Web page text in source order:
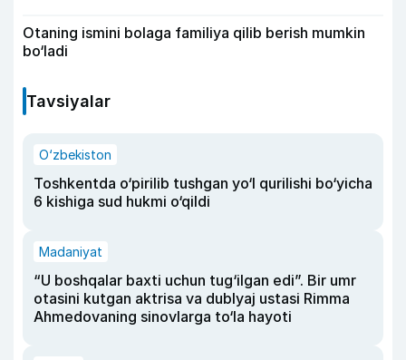
Otaning ismini bolaga familiya qilib berish mumkin
bo‘ladi
Tavsiyalar
O‘zbekiston
Toshkentda o‘pirilib tushgan yo‘l qurilishi bo‘yicha
6 kishiga sud hukmi o‘qildi
Madaniyat
“U boshqalar baxti uchun tug‘ilgan edi”. Bir umr
otasini kutgan aktrisa va dublyaj ustasi Rimma
Ahmedovaning sinovlarga to‘la hayoti